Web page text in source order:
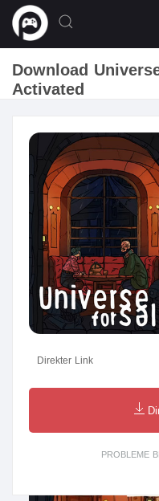
Download
Activated
Direkter Link
PROBLEME